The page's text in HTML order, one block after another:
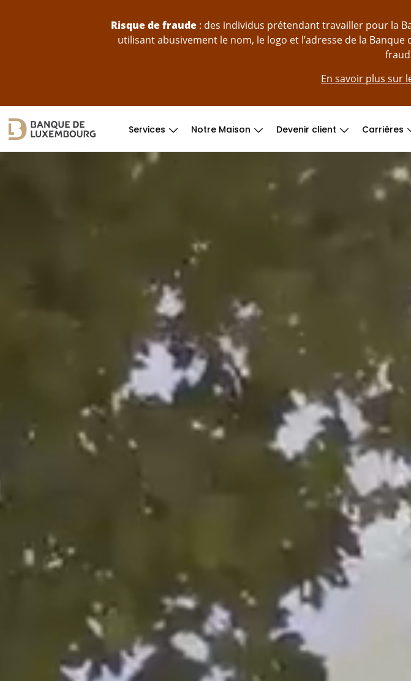
Risque de fraude: des individus prétendant travailler pour la
utilisant abusivement le nom, le logo et l’adresse de la
En savoir plus sur
Services Notre Maison Devenir client Carrières